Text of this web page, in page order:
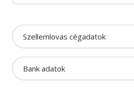
Szellemlovas cégadatok
Bank adatok